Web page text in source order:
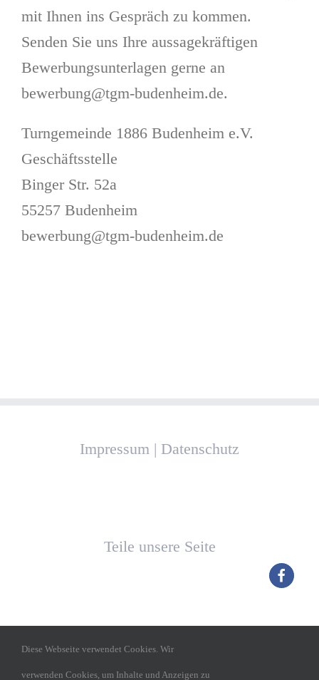
mit Ihnen ins Gespräch zu kommen.
Senden Sie uns Ihre aussagekräftigen
Bewerbungsunterlagen gerne an
bewerbung@tgm-budenheim.de.
Turngemeinde 1886 Budenheim e.V.
Geschäftsstelle
Binger Str. 52a
55257 Budenheim
bewerbung@tgm-budenheim.de
Impressum | Datenschutz
Teile unsere Seite
Diese Webseite verwendet Cookies. Wir
verwenden Cookies, um Inhalte und Anzeigen zu